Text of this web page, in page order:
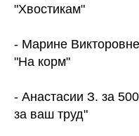
"Хвостикам"
- Марине
"На корм"
- Анастасии З. за
за ваш труд"